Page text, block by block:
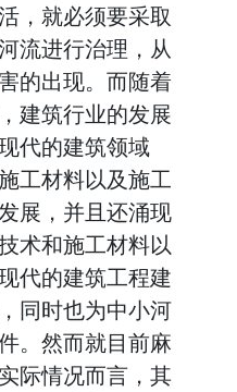
，就必须要采取
流进行治理，从
的出现。而随着
建筑行业的发展
代的建筑领域
工材料以及施工
展，并且还涌现
术和施工材料以
代的建筑工程建
同时也为中小河
。然而就目前麻
际情况而言，其